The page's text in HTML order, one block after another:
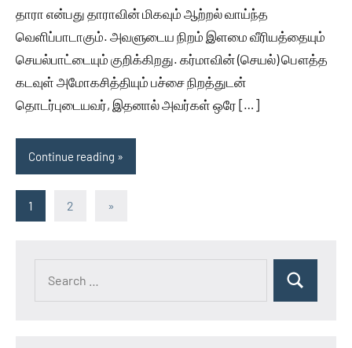
தாரா என்பது தாராவின் மிகவும் ஆற்றல் வாய்ந்த
வெளிப்பாடாகும். அவளுடைய நிறம் இளமை வீரியத்தையும்
செயல்பாட்டையும் குறிக்கிறது. கர்மாவின் (செயல்) பௌத்த
கடவுள் அமோகசித்தியும் பச்சை நிறத்துடன்
தொடர்புடையவர், இதனால் அவர்கள் ஒரே […]
Continue reading
Posts
1 2
Next
»